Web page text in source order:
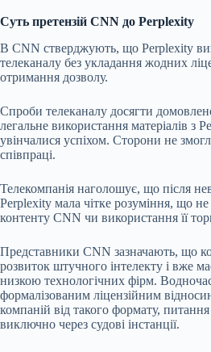
Суть претензій CNN до Perplexity
В CNN стверджують, що Perplexity
телеканалу без укладання жодних
отримання дозволу.
Спроби телеканалу досягти
легальне використання матеріалів з
увінчалися успіхом. Сторони не
співпраці.
Телекомпанія наголошує, що після
Perplexity мала чітке розуміння, що
контенту CNN чи використання її
Представники CNN зазначають, що
розвиток штучного інтелекту і вже
низкою технологічних фірм.
формалізованим ліцензійним
компаній від такого формату,
виключно через судові інстанції.